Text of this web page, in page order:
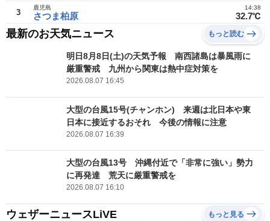
3 さつま柏原
鹿児島
32.7℃
14:38
最新のお天気ニュース もっと読む
明日8月8日(土)の天気予報 南西諸島は暴風雨に
厳重警戒 九州から関東は熱中症対策を
2026.08.07 16:45
大型の台風15号(チャンホン) 来週は北日本や東
日本に接近するおそれ 今後の情報に注意
2026.08.07 16:39
大型の台風13号 沖縄付近で「非常に強い」勢力
に再発達 荒天に厳重警戒を
2026.08.07 16:10
ウェザーニュースLiVE もっと見る